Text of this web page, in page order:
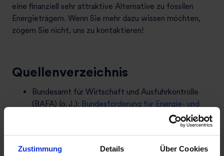
Zustimmung Details Über Cookies
eine finanziell sehr attraktive Alternative zu fossilen
Energieträgern. Wenn Sie mehr dazu wissen möchten,
zögern Sie nicht, uns zu kontaktieren!
Quellenverzeichnis
Bundesamt für Wirtschaft und Ausfuhrkontrolle
(BAFA) (o. J.): Bundesförderung für Energie- und
Ressourceneffizienz in der Wirtschaft (EEW).